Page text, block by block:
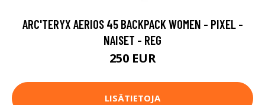
ARC'TERYX AERIOS 45 BACKPACK WOMEN - PIXEL -
NAISET - REG
250 EUR
LISÄTIETOJA